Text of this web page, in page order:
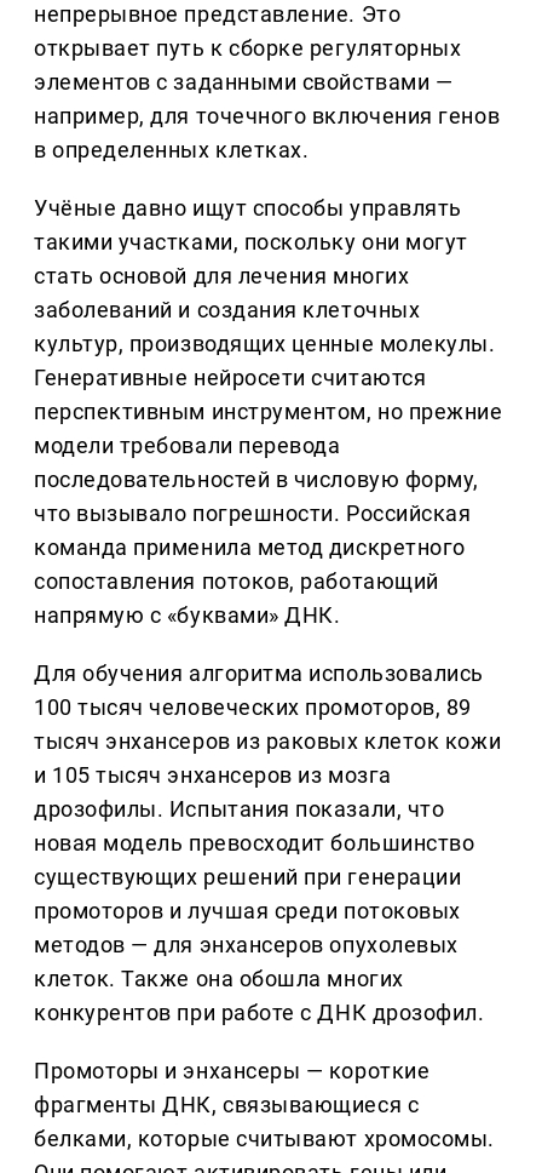
непрерывное представление. Это
открывает путь к сборке регуляторных
элементов с заданными свойствами —
например, для точечного включения генов
в определенных клетках.
Учёные давно ищут способы управлять
такими участками, поскольку они могут
стать основой для лечения многих
заболеваний и создания клеточных
культур, производящих ценные молекулы.
Генеративные нейросети считаются
перспективным инструментом, но прежние
модели требовали перевода
последовательностей в числовую форму,
что вызывало погрешности. Российская
команда применила метод дискретного
сопоставления потоков, работающий
напрямую с «буквами» ДНК.
Для обучения алгоритма использовались
100 тысяч человеческих промоторов, 89
тысяч энхансеров из раковых клеток кожи
и 105 тысяч энхансеров из мозга
дрозофилы. Испытания показали, что
новая модель превосходит большинство
существующих решений при генерации
промоторов и лучшая среди потоковых
методов — для энхансеров опухолевых
клеток. Также она обошла многих
конкурентов при работе с ДНК дрозофил.
Промоторы и энхансеры — короткие
фрагменты ДНК, связывающиеся с
белками, которые считывают хромосомы.